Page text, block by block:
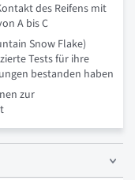
des Reifens mit
A bis C
Snow Flake)
Tests für ihre
bestanden haben
zur